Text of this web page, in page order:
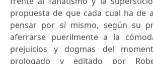
propuesta de que cada cual ha de
pensar por sí mismo, según su
aferrarse puerilmente a la
prejuicios y dogmas del
prologado y editado por